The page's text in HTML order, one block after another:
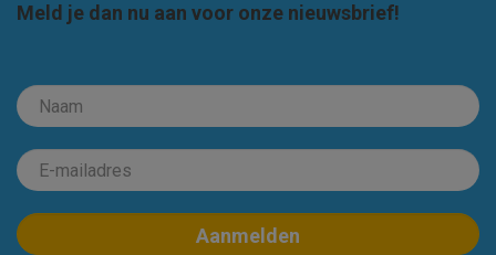
Meld je dan nu aan voor onze nieuwsbrief!